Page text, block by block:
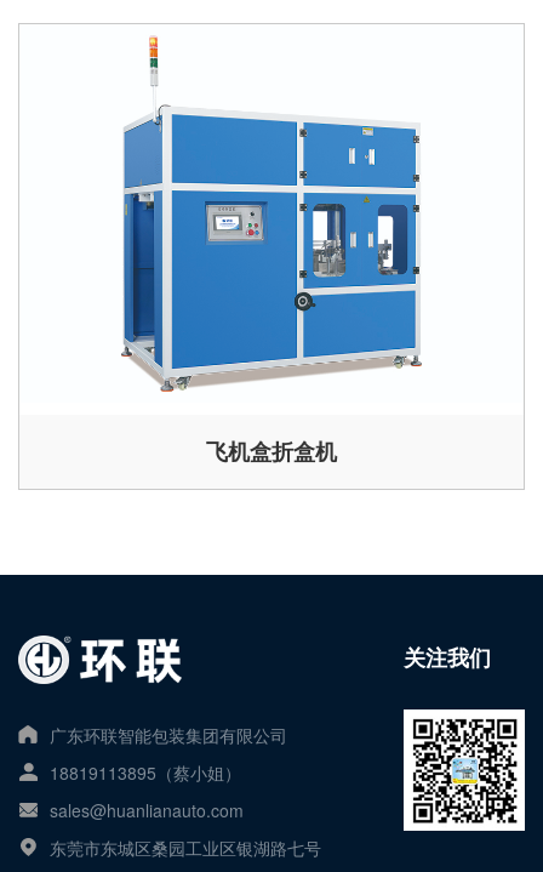
飞机盒折盒机
广东环联智能包装集团有限公司
18819113895（蔡小姐）
sales@huanlianauto.com
东莞市东城区桑园工业区银湖路七号
关注我们